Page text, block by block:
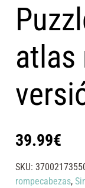
atlas
39.99€
SKU:
rompecabezas,